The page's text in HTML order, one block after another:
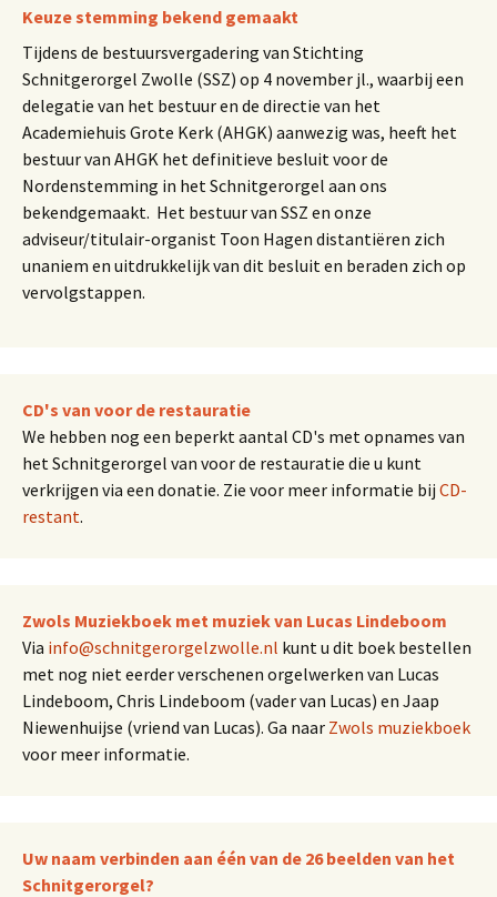
Keuze stemming bekend gemaakt
Tijdens de bestuursvergadering van Stichting
Schnitgerorgel Zwolle (SSZ) op 4 november jl., waarbij een
delegatie van het bestuur en de directie van het
Academiehuis Grote Kerk (AHGK) aanwezig was, heeft het
bestuur van AHGK het definitieve besluit voor de
Nordenstemming in het Schnitgerorgel aan ons
bekendgemaakt. Het bestuur van SSZ en onze
adviseur/titulair-organist Toon Hagen distantiëren zich
unaniem en uitdrukkelijk van dit besluit en beraden zich op
vervolgstappen.
CD's van voor de restauratie
We hebben nog een beperkt aantal CD's met opnames van
het Schnitgerorgel van voor de restauratie die u kunt
verkrijgen via een donatie. Zie voor meer informatie bij CD-
restant.
Zwols Muziekboek met muziek van Lucas Lindeboom
Via info@schnitgerorgelzwolle.nl kunt u dit boek bestellen
met nog niet eerder verschenen orgelwerken van Lucas
Lindeboom, Chris Lindeboom (vader van Lucas) en Jaap
Niewenhuijse (vriend van Lucas). Ga naar Zwols muziekboek
voor meer informatie.
Uw naam verbinden aan één van de 26 beelden van het
Schnitgerorgel?